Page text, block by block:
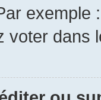
exemple
voter dans